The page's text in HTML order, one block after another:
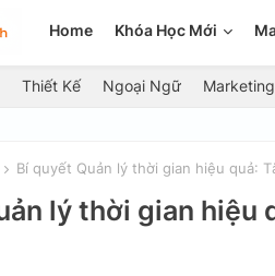
Home Khóa Học Mới
Thiết Kế Ngoại Ngữ Marketing
Bí quyết Quản lý thời gian hiệu quả:
lý thời gian hiệu